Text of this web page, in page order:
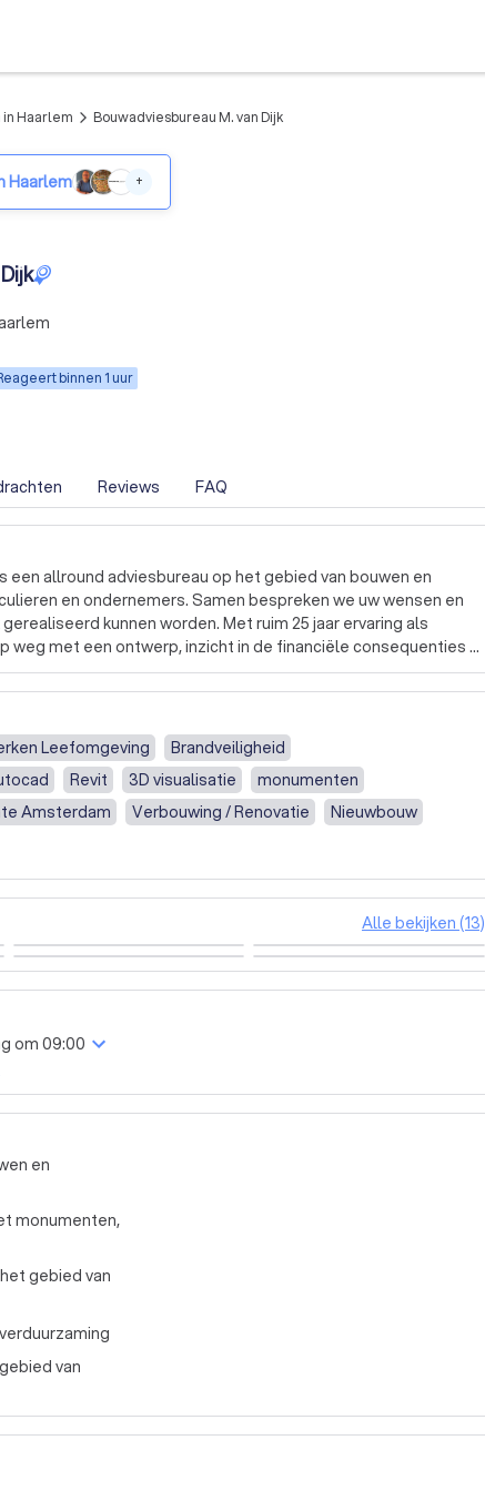
Haarlem arrow_forward_ios Bouwadviesbureau M. van Dijk
Haarlem +
binnen 1 uur
Reviews FAQ
een allround adviesbureau op het gebied van bouwen en
en ondernemers. Samen bespreken we uw wensen en
kunnen worden. Met ruim 25 jaar ervaring als
weg met een ontwerp, inzicht in de financiële consequenties
uitwerking alsmede vergunningaanvragen. Ook als VVE of
bouwtechnische zaken, vragen over het Besluit Bouwwerken
van splitsingsvergunningen en vergunningen brandveilig
Leefomgeving
Brandveiligheid
Revit 3D visualisatie
monumenten
Amsterdam
Verbouwing / Renovatie
Nieuwbouw
Alle bekijken (13)
om 09:00
en
monumenten,
gebied van
van